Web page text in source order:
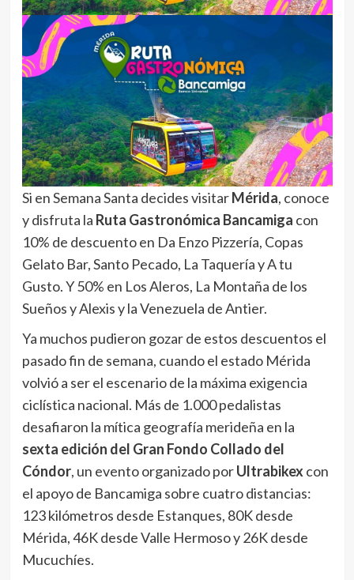
Si en Semana Santa decides visitarMérida, conoce
y disfruta la Ruta Gastronómica Bancamiga con
10% de descuento en Da Enzo Pizzería, Copas
Gelato Bar, Santo Pecado, La Taquería y A tu
Gusto. Y 50% en Los Aleros, La Montaña de los
Sueños y Alexis y la Venezuela de Antier.
Ya muchos pudieron gozar de estos descuentos el
pasado fin de semana, cuando el estado Mérida
volvió a ser el escenario de la máxima exigencia
ciclística nacional. Más de 1.000 pedalistas
desafiaron la mítica geografía merideña en la
sexta edición del Gran Fondo Collado del
Cóndor, un evento organizado porUltrabikex con
el apoyo de Bancamiga sobre cuatro distancias:
123 kilómetros desde Estanques, 80K desde
Mérida, 46K desde Valle Hermoso y 26K desde
Mucuchíes.